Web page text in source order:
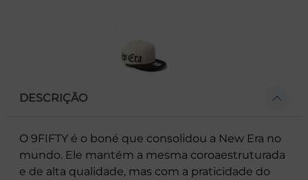
DESCRIÇÃO
O 9FIFTY é o boné que consolidou a New Era no
mundo. Ele mantém a mesma coroaestruturada
e de alta qualidade, mas com a praticidade do